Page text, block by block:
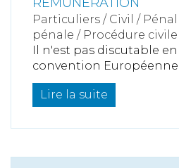
Particuliers / Civil / Pénal
pénale / Procédure civile
Il n'est pas discutable
convention Européenne
Lire la suite